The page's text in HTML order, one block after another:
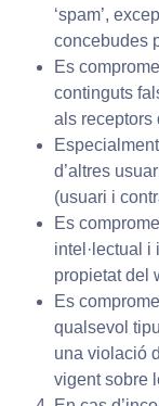
‘spam’,
concebudes
Es
continguts
als receptors
d’altres
(usuari i
Es
intel·lectual i
propietat del
Es
qualsevol
una violació
vigent sobre